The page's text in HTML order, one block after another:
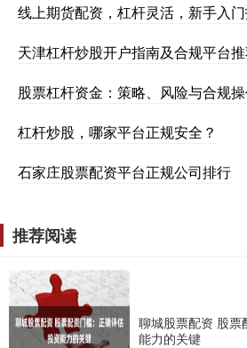
线上期货配资，杠杆灵活，新手入
天津杠杆炒股开户指南及合规平台
股票杠杆资金：策略、风险与合规
杠杆炒股，哪家平台正规安全？
石家庄股票配资平台正规公司排行
推荐阅读
聊城股票配资 股票
能力的关键